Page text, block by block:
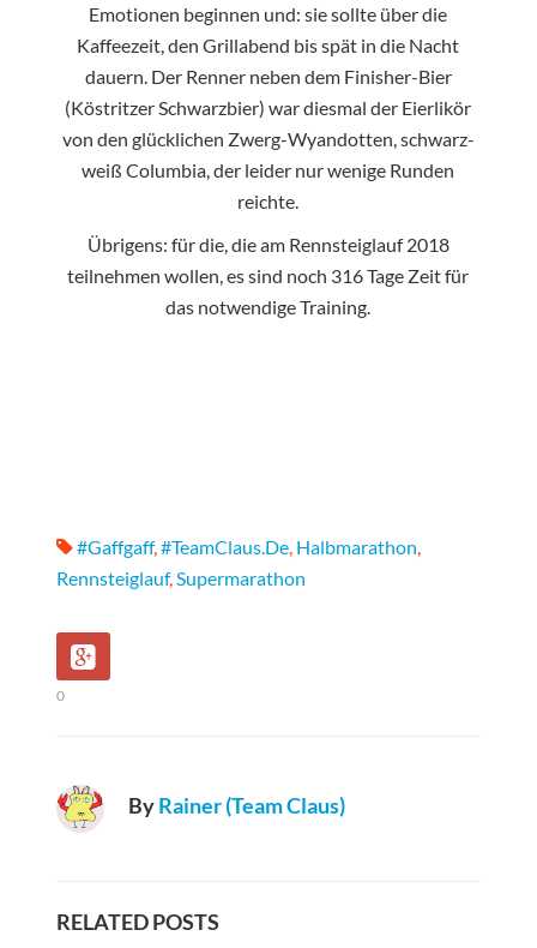
Emotionen beginnen und: sie sollte über die
Kaffeezeit, den Grillabend bis spät in die Nacht
dauern. Der Renner neben dem Finisher-Bier
(Köstritzer Schwarzbier) war diesmal der Eierlikör
von den glücklichen Zwerg-Wyandotten, schwarz-
weiß Columbia, der leider nur wenige Runden
reichte.
Übrigens: für die, die am Rennsteiglauf 2018
teilnehmen wollen, es sind noch 316 Tage Zeit für
das notwendige Training.
#gaffgaff,#TeamClaus.de, Halbmarathon,
Rennsteiglauf,Supermarathon
0
ByRainer (Team Claus)
RELATED POSTS